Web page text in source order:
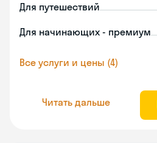
Для путешествий
Для начинающих - премиум
Все услуги и цены (4)
Читать дальше